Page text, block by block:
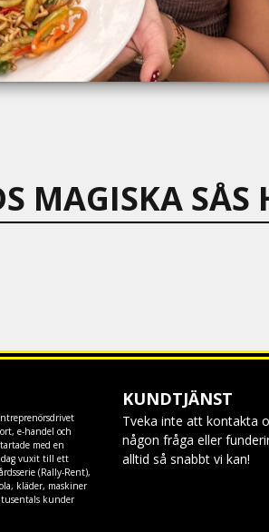
MAGISKA SÅS
e-handel och
med en
vuxit till ett
(Rally-Rent),
, kläder, maskiner
tusentals kunder
KUNDTJÄNST
Tveka inte att kontakta
någon fråga eller
alltid så snabbt vi kan!